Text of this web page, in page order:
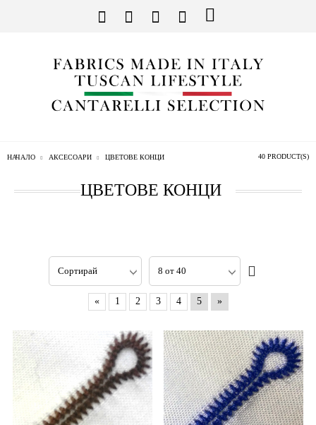
НАЧАЛО АКСЕСОАРИ ЦВЕТОВЕ КОНЦИ 40 PRODUCT(S)
ЦВЕТОВЕ КОНЦИ
« 1 2 3 4 5 »